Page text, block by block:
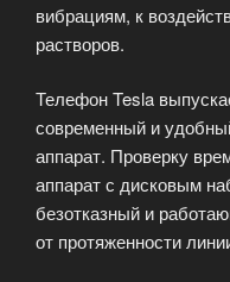
вибрациям, к
растворов.
Телефон Tesla
современный и
аппарат. Проверку
аппарат с дисковым
безотказный и
от протяженности